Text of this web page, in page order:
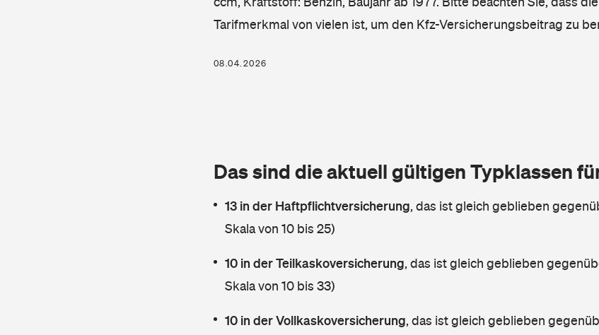
Tarifmerkmal von vielen ist, um den Kfz-Versicherungsbeitrag zu
08.04.2026
Das sind die aktuell gültigen Typklassen
13 in der Haftpflichtversicherung, das ist gleich geblieben
Skala von 10 bis 25)
10 in der Teilkaskoversicherung, das ist gleich geblieben
Skala von 10 bis 33)
10 in der Vollkaskoversicherung, das ist gleich geblieben